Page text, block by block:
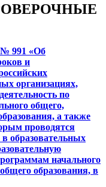
№ 991 «Об
и
организациях,
по
общего,
а также
проводятся
образовательных
начального
образования, в